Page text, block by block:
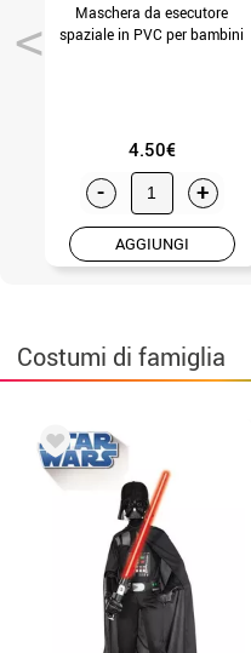
Maschera da esecutore
spaziale in PVC per bambini
4.50€
- +
AGGIUNGI
Costumi di famiglia